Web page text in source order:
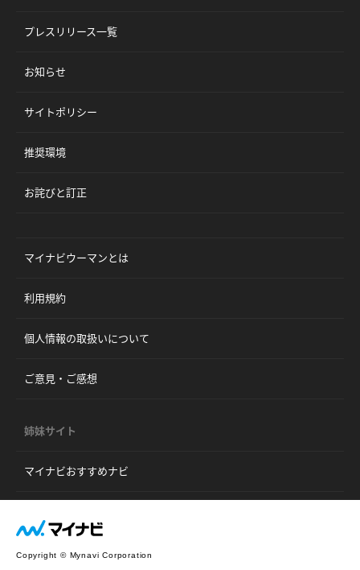
プレスリリース一覧
お知らせ
サイトポリシー
推奨環境
お詫びと訂正
マイナビウーマンとは
利用規約
個人情報の取扱いについて
ご意見・ご感想
姉妹サイト
マイナビおすすめナビ
Copyright © Mynavi Corporation